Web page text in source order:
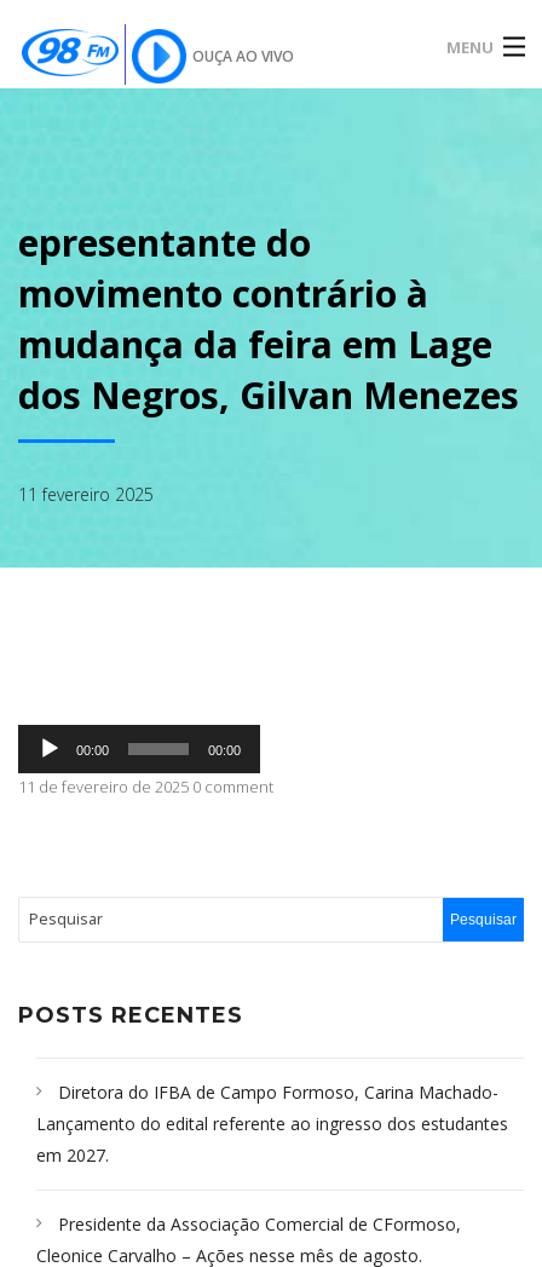
OUÇA AO VIVO MENU
PODCAST
GALERIA
epresentante do
movimento contrário à
mudança da feira em Lage
dos Negros, Gilvan Menezes
11 fevereiro 2025
Tocador
áudio
00:00 00:00
11 de fevereiro de 2025 0 comment
POSTS RECENTES
Diretora do IFBA de Campo Formoso, Carina Machado-
Lançamento do edital referente ao ingresso dos estudantes
em 2027.
Presidente da Associação Comercial de CFormoso,
Cleonice Carvalho – Ações nesse mês de agosto.